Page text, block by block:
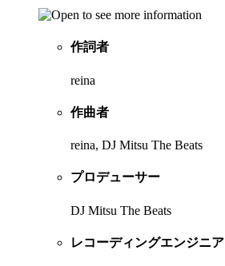
作詞者
reina
作曲者
reina, DJ Mitsu The Beats
プロデューサー
DJ Mitsu The Beats
レコーディングエンジニア